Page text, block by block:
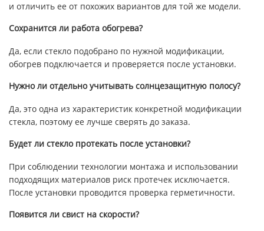
и отличить ее от похожих вариантов для той же модели.
Сохранится ли работа обогрева?
Да, если стекло подобрано по нужной модификации,
обогрев подключается и проверяется после установки.
Нужно ли отдельно учитывать солнцезащитную полосу?
Да, это одна из характеристик конкретной модификации
стекла, поэтому ее лучше сверять до заказа.
Будет ли стекло протекать после установки?
При соблюдении технологии монтажа и использовании
подходящих материалов риск протечек исключается.
После установки проводится проверка герметичности.
Появится ли свист на скорости?